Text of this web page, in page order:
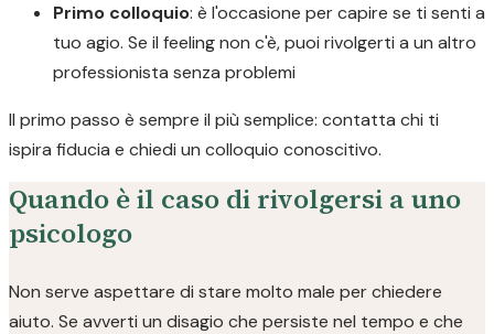
Primo colloquio: è l'occasione per capire se ti senti a
tuo agio. Se il feeling non c'è, puoi rivolgerti a un altro
professionista senza problemi
Il primo passo è sempre il più semplice: contatta chi ti
ispira fiducia e chiedi un colloquio conoscitivo.
Quando è il caso di rivolgersi a uno
psicologo
Non serve aspettare di stare molto male per chiedere
aiuto. Se avverti un disagio che persiste nel tempo e che